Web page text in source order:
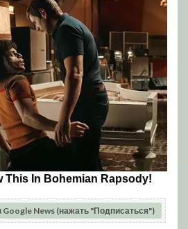
Google News (нажать "Подписаться")